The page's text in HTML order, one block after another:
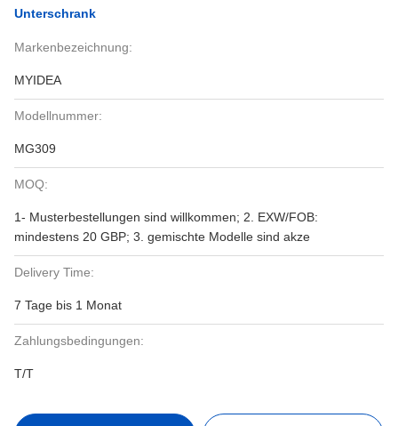
Unterschrank
Markenbezeichnung:
MYIDEA
Modellnummer:
MG309
MOQ:
1- Musterbestellungen sind willkommen; 2. EXW/FOB:
mindestens 20 GBP; 3. gemischte Modelle sind akze
Delivery Time:
7 Tage bis 1 Monat
Zahlungsbedingungen:
T/T